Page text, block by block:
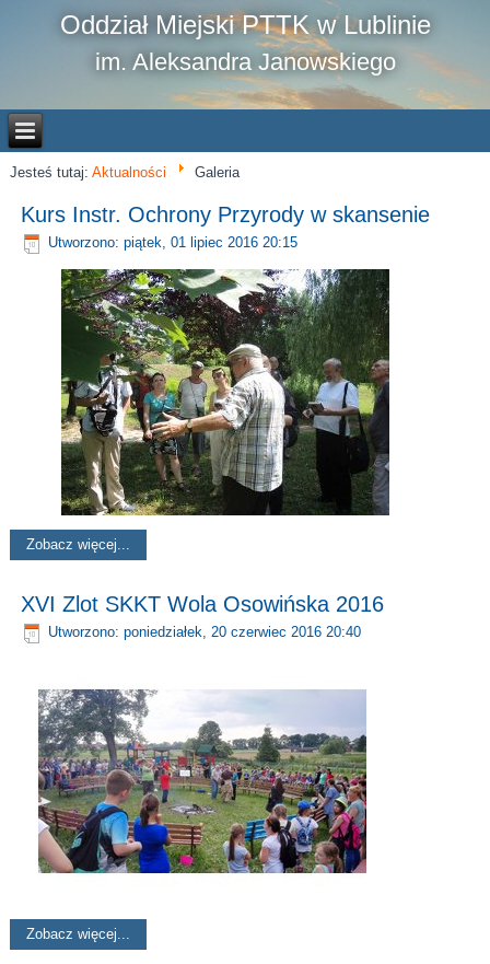
Oddział Miejski PTTK w Lublinie
im. Aleksandra Janowskiego
Jesteś tutaj:Aktualności Galeria
Kurs Instr. Ochrony Przyrody w skansenie
Utworzono: piątek, 01 lipiec 2016 20:15
Zobacz więcej...
XVI Zlot SKKT Wola Osowińska 2016
Utworzono: poniedziałek, 20 czerwiec 2016 20:40
Zobacz więcej...